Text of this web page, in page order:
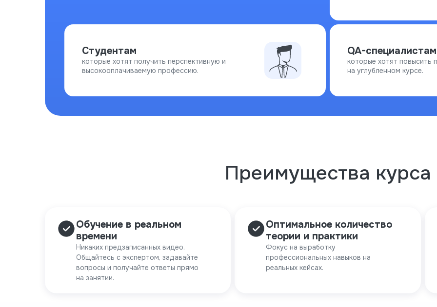
Студентам
которые хотят получить перспективную и
высокооплачиваемую профессию.
QA-специалистам
которые хотят повысить
на углубленном курсе.
Оптимальное количество
теории и практики
Фокус на выработку
профессиональных навыков на
реальных кейсах.
Обучение в реальном
времени
Никаких предзаписанных видео.
Общайтесь с экспертом, задавайте
вопросы и получайте ответы прямо
на занятии.
Преимущества курса